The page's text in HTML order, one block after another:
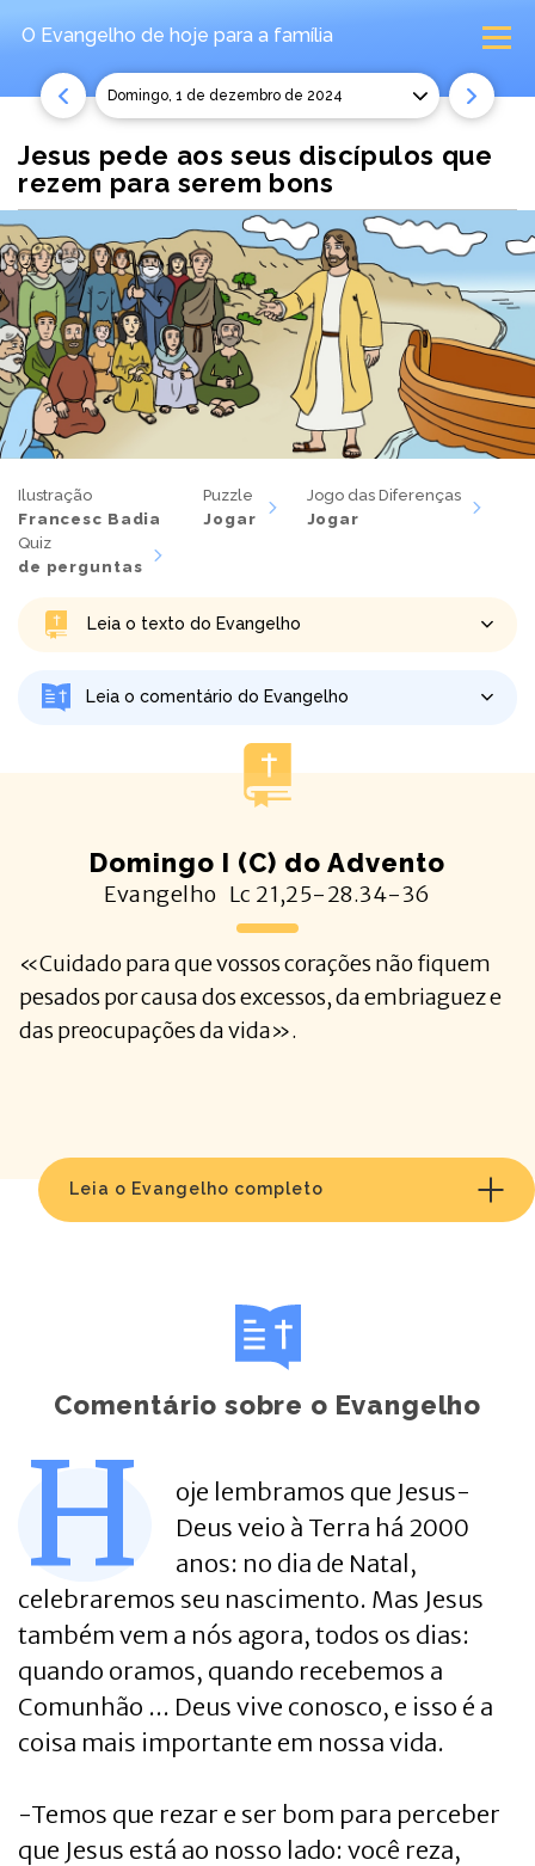
O Evangelho de hoje para a família
domingo, 1 de dezembro de 2024
Jesus pede aos seus discípulos que
rezem para serem bons
Ilustração
Francesc Badia
Puzzle
Jogar
Jogo das Diferenças
Jogar
Quiz
de perguntas
Leia o texto do Evangelho
Leia o comentário do Evangelho
Domingo I (C) do Advento
Evangelho Lc 21,25-28.34-36
«Cuidado para que vossos corações não fiquem
pesados por causa dos excessos, da embriaguez e
das preocupações da vida».
Leia o Evangelho completo
Comentário sobre o Evangelho
H
oje lembramos que Jesus-
Deus veio à Terra há 2000
anos: no dia de Natal,
celebraremos seu nascimento. Mas Jesus
também vem a nós agora, todos os dias:
quando oramos, quando recebemos a
Comunhão ... Deus vive conosco, e isso é a
coisa mais importante em nossa vida.
-Temos que rezar e ser bom para perceber
que Jesus está ao nosso lado: você reza,